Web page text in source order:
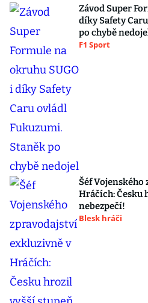
Závod Super
díky Safety
po chybě
F1 Sport
Šéf
Hráčích: Česku
nebezpečí!
Blesk hráči